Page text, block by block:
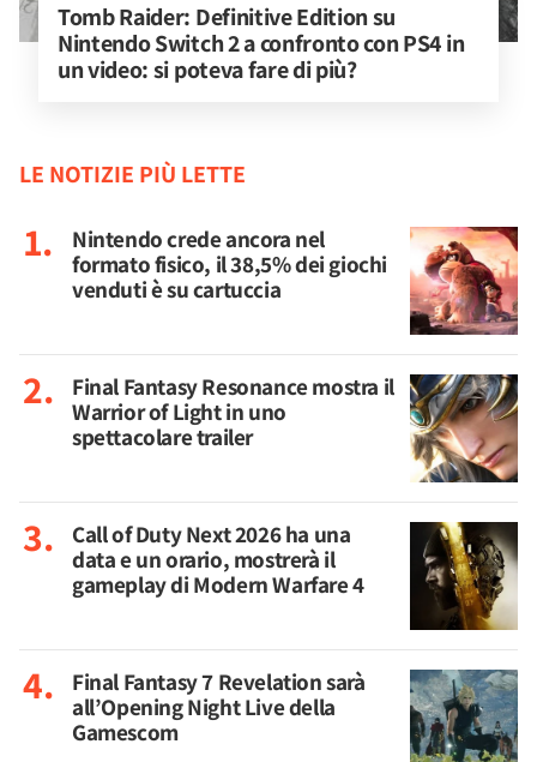
Tomb Raider: Definitive Edition su
Nintendo Switch 2 a confronto con PS4 in
un video: si poteva fare di più?
LE NOTIZIE PIÙ LETTE
Nintendo crede ancora nel
formato fisico, il 38,5% dei giochi
venduti è su cartuccia
Final Fantasy Resonance mostra il
Warrior of Light in uno
spettacolare trailer
Call of Duty Next 2026 ha una
data e un orario, mostrerà il
gameplay di Modern Warfare 4
Final Fantasy 7 Revelation sarà
all’Opening Night Live della
Gamescom